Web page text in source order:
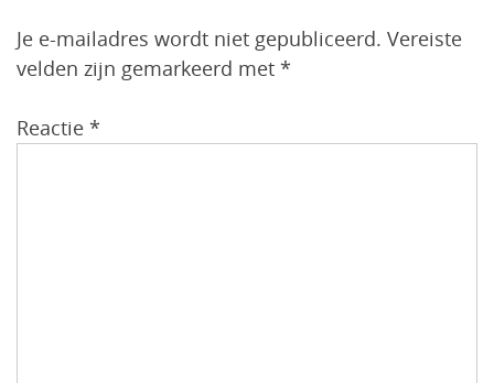
Je e-mailadres wordt niet gepubliceerd. Vereiste
velden zijn gemarkeerd met *
Reactie *